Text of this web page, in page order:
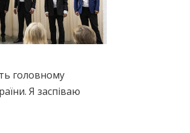
головному
Я заспіваю